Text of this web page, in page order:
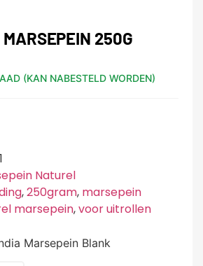
250G
(KAN NABESTELD WORDEN)
Naturel
,250gram, marsepein
marsepein,voor uitrollen
Marsepein Blank